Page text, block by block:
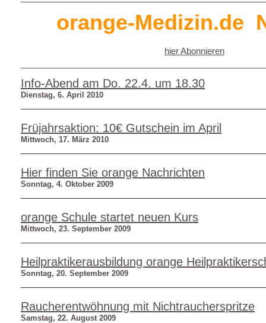
orange-Medizin.de
Info-Abend am Do. 22.4. um 18.30
Dienstag, 6. April 2010
Früjahrsaktion: 10€ Gutschein im April
Mittwoch, 17. März 2010
Hier finden Sie orange Nachrichten
Sonntag, 4. Oktober 2009
orange Schule startet neuen Kurs
Mittwoch, 23. September 2009
Heilpraktikerausbildung orange
Sonntag, 20. September 2009
Raucherentwöhnung mit Nichtraucherspritze
Samstag, 22. August 2009
hier Abonnieren